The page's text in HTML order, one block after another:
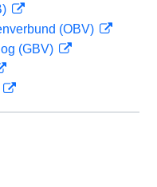
(OBV)
(GBV)